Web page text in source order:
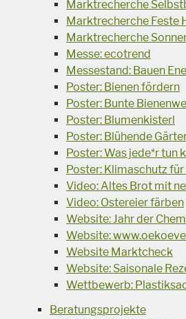
Marktrecherche
Marktrecherche Feste
Marktrecherche
Messe: ecotrend
Messestand: Bauen
Poster: Bienen fördern
Poster: Bunte
Poster: Blumenkisterl
Poster: Blühende
Poster: Was jede*r tun
Poster: Klimaschutz für
Video: Altes Brot mit
Video: Ostereier färben
Website: Jahr der
Website:
Website Marktcheck
Website: Saisonale
Wettbewerb:
Beratungsprojekte